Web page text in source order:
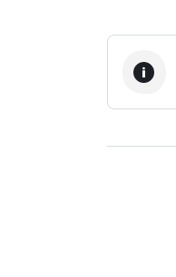
Quiénes
Para las